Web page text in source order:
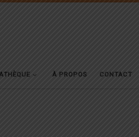
À PROPOS CONTACT